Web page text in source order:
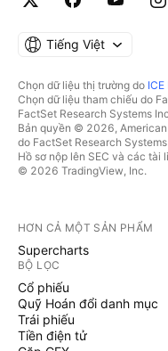
Tiếng Việt
Chọn dữ liệu thị trường do
Chọn dữ liệu tham chiếu do
FactSet Research Systems
Bản quyền © 2026, American
do FactSet Research
Hồ sơ nộp lên SEC và các tài
© 2026 TradingView, Inc.
HƠN CẢ MỘT SẢN PHẨM
Supercharts
BỘ LỌC
Cổ phiếu
Quỹ Hoán đổi danh mục
Trái phiếu
Tiền điện tử